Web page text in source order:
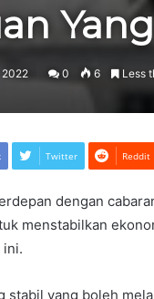
0 6 Less
Twitter Reddit
dengan
menstabilkan
ini.
stabil yang boleh